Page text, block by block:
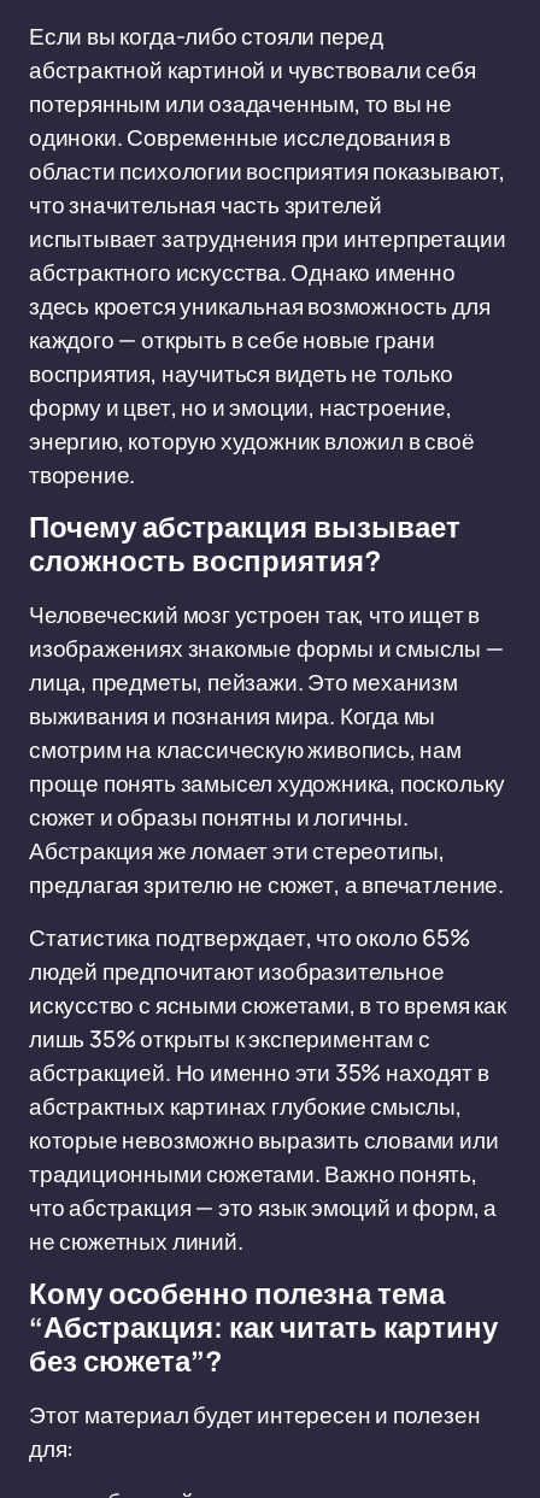
Если вы когда-либо стояли перед
абстрактной картиной и чувствовали себя
потерянным или озадаченным, то вы не
одиноки. Современные исследования в
области психологии восприятия показывают,
что значительная часть зрителей
испытывает затруднения при интерпретации
абстрактного искусства. Однако именно
здесь кроется уникальная возможность для
каждого — открыть в себе новые грани
восприятия, научиться видеть не только
форму и цвет, но и эмоции, настроение,
энергию, которую художник вложил в своё
творение.
Почему абстракция вызывает
сложность восприятия?
Человеческий мозг устроен так, что ищет в
изображениях знакомые формы и смыслы —
лица, предметы, пейзажи. Это механизм
выживания и познания мира. Когда мы
смотрим на классическую живопись, нам
проще понять замысел художника, поскольку
сюжет и образы понятны и логичны.
Абстракция же ломает эти стереотипы,
предлагая зрителю не сюжет, а впечатление.
Статистика подтверждает, что около 65%
людей предпочитают изобразительное
искусство с ясными сюжетами, в то время как
лишь 35% открыты к экспериментам с
абстракцией. Но именно эти 35% находят в
абстрактных картинах глубокие смыслы,
которые невозможно выразить словами или
традиционными сюжетами. Важно понять,
что абстракция — это язык эмоций и форм, а
не сюжетных линий.
Кому особенно полезна тема
“Абстракция: как читать картину
без сюжета”?
Этот материал будет интересен и полезен
для: